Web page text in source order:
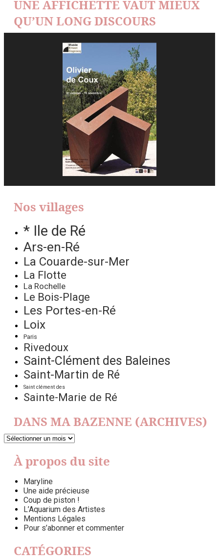
UNE AFFICHETTE VAUT MIEUX
QU’UN LONG DISCOURS
Nos villages
* Ile de Ré
Ars-en-Ré
La Couarde-sur-Mer
La Flotte
La Rochelle
Le Bois-Plage
Les Portes-en-Ré
Loix
Paris
Rivedoux
Saint-Clément des Baleines
Saint-Martin de Ré
Saint clément des
Sainte-Marie de Ré
DANS MA BAZENNE (ARCHIVES)
DANS
BAZENNE
(ARCHIVES)
À propos du site
Maryline
Une aide précieuse
Coup de piston !
L’Aquarium des Artistes
Mentions Légales
Pour s’abonner et commenter
CATÉGORIES